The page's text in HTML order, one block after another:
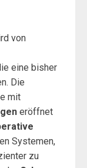
von
eine bisher
Die
mit
eröffnet
Systemen,
zu